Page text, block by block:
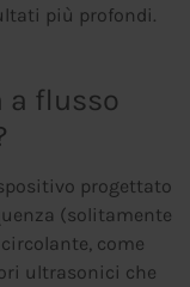
più profondi.
a flusso
progettato
(solitamente
come
ultrasonici che